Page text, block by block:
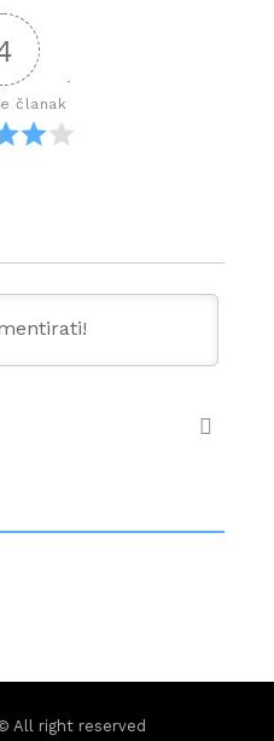
članak
All right reserved